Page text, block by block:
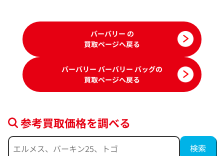
バーバリー の
買取ページへ戻る
バーバリー バーバリー バッグの
買取ページへ戻る
参考買取価格を調べる